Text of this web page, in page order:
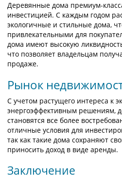
Деревянные дома премиум-
инвестицией. С каждым годом
экологичные и стильные дома,
привлекательными для
дома имеют высокую
что позволяет владельцам
продаже.
Рынок
С учетом растущего интереса к
энергоэффективным решениям,
становятся все более
отличные условия для
так как такие дома сохраняют
приносить доход в виде аренды.
Заключение